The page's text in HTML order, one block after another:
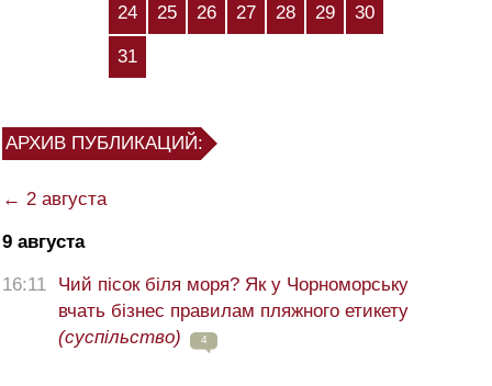
24 25 26 27 28 29 30
31
АРХИВ ПУБЛИКАЦИЙ:
← 2 августа
9 августа
16:11
Чий пісок біля моря? Як у Чорноморську
вчать бізнес правилам пляжного етикету
(суспільство)
4